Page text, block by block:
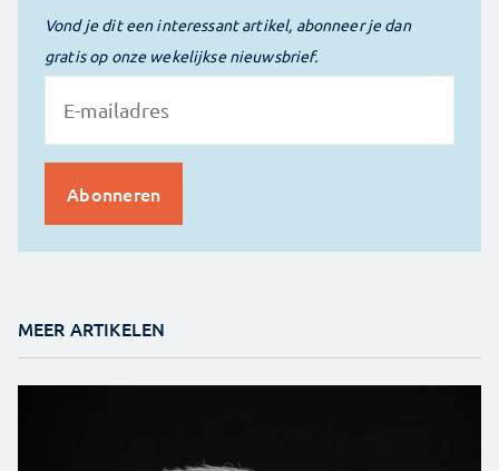
Vond je dit een interessant artikel, abonneer je dan
gratis op onze wekelijkse nieuwsbrief.
MEER ARTIKELEN